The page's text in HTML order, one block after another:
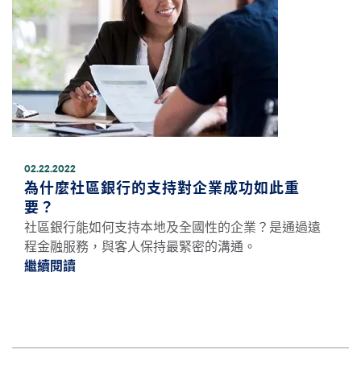
02.22.2022
為什麼社區銀行的支持對企業成功如此重
要？
社區銀行能如何支持本地及全國性的企業？是通過遠
程金融服務，與客人保持最緊密的溝通。
繼續閱讀繼續閱讀為什麼社區銀行的支持對企業成功